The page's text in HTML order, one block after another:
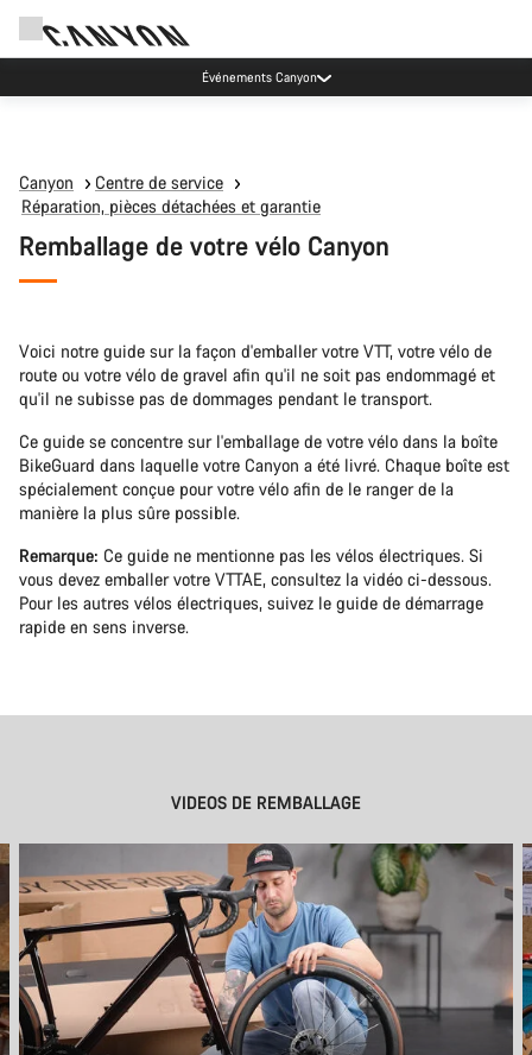
Canyon Factory Service Rotselaar
Canyon
Centre de service
Réparation, pièces détachées et garantie
Remballage de votre vélo Canyon
Voici notre guide sur la façon d'emballer votre VTT, votre vélo de
route ou votre vélo de gravel afin qu'il ne soit pas endommagé et
qu'il ne subisse pas de dommages pendant le transport.
Ce guide se concentre sur l'emballage de votre vélo dans la boîte
BikeGuard dans laquelle votre Canyon a été livré. Chaque boîte est
spécialement conçue pour votre vélo afin de le ranger de la
manière la plus sûre possible.
Remarque: Ce guide ne mentionne pas les vélos électriques. Si
vous devez emballer votre VTTAE, consultez la vidéo ci-dessous.
Pour les autres vélos électriques, suivez le guide de démarrage
rapide en sens inverse.
VIDEOS DE REMBALLAGE